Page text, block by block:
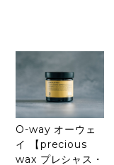
O-way オーウェ
イ 【precious
wax プレシャス・